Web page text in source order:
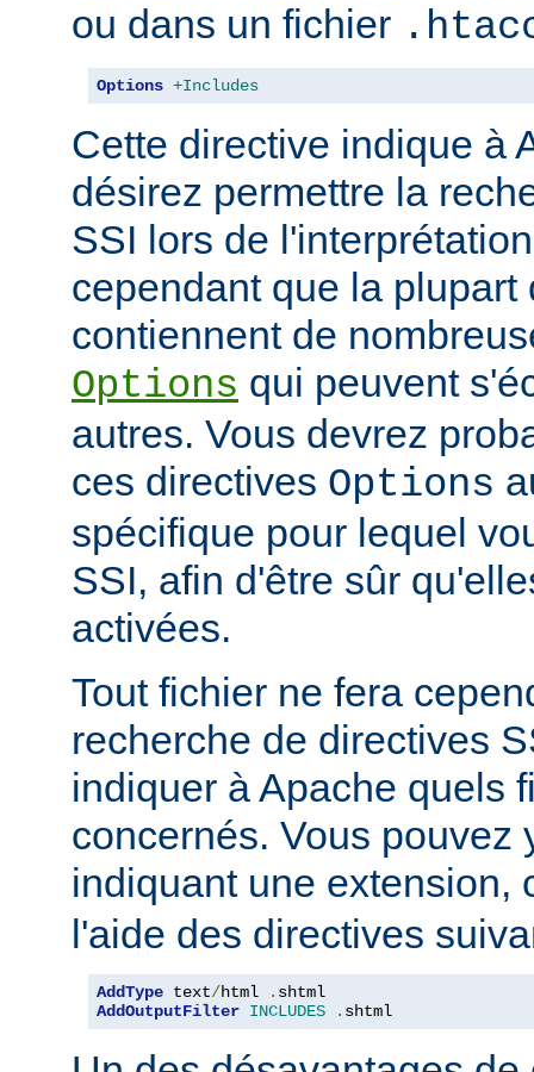
ou dans un fichier
Options +Includes
Cette directive indique à
désirez permettre la
SSI lors de
cependant que la
contiennent de
Options qui peuvent
autres. Vous devrez
ces directives Options
spécifique pour lequel
SSI, afin d'être sûr
activées.
Tout fichier ne fera
recherche de directives
indiquer à Apache quels
concernés. Vous pouvez
indiquant une extension,
l'aide des directives
AddType text/html .
AddOutputFilter INCLUDES . shtml